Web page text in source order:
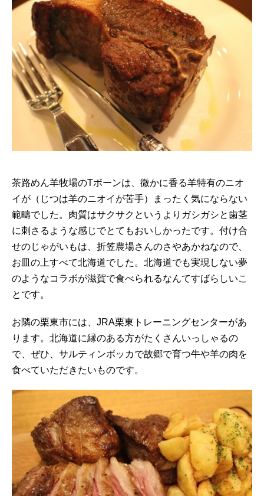
茶路めん羊牧場のTボーンは、微かに香る羊特有のニオ
イが（じつは羊のニオイが苦手）まったく気にならない
範疇でした。肉質はサクサクというよりガシガシと歯茎
に刺さるような感じでとてもおいしかったです。付け合
せのじゃがいもは、折笠農場さんのさやあかねなので、
お皿の上すべて北海道でした。北海道でも実現しない夢
のようなコラボが滋賀で食べられるなんてすばらしいこ
とです。
お隣の栗東市には、JRA栗東トレーニングセンターがあ
ります。北海道に縁のある方がたくさんいっしゃるの
で、ぜひ、サルティンボッカで故郷で育つ牛や羊の肉を
食べていただきたいものです。